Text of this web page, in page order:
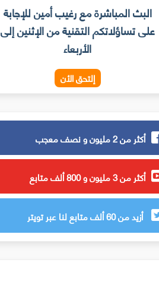
البث المباشرة مع رغيب أمين للإجابة
على تساؤلاتكم التقنية من الإثنين إلى
الأربعاء
إلتحق الأن
أكثر من 2 مليون و نصف معجب
أكثر من 3 مليون و 800 ألف متابع
أزيد من 60 ألف متابع لنا عبر تويتر